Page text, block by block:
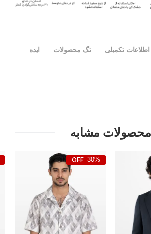
اطلاعات تکمیلی تگ محصولات ایده
محصولات مشابه
30%